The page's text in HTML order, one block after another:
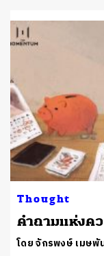
Thought
คำถามแห่งค
โดย จักรพงษ์ เมษพั